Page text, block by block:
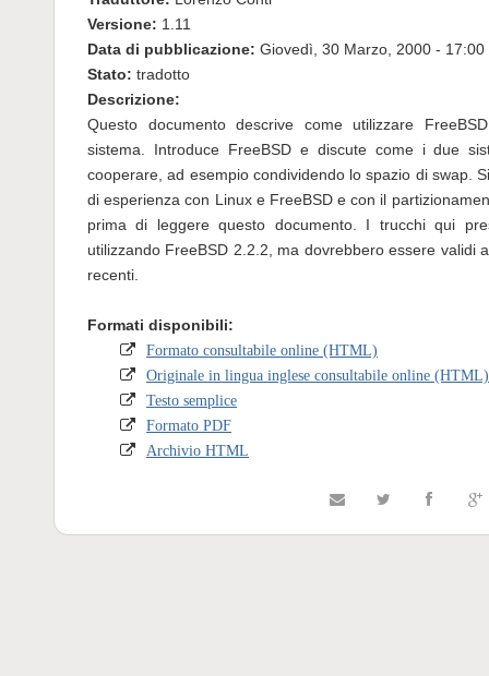
Versione: 1.11
Data di pubblicazione: Giovedì, 30 Marzo, 2000 - 17:00
Stato: tradotto
Descrizione:
Questo documento descrive come utilizzare
sistema. Introduce FreeBSD e discute come i due
cooperare, ad esempio condividendo lo spazio di swap.
di esperienza con Linux e FreeBSD e con il
prima di leggere questo documento. I trucchi qui
utilizzando FreeBSD 2.2.2, ma dovrebbero essere validi
recenti.
Formati disponibili:
Formato consultabile online (HTML)
Originale in lingua inglese consultabile online (HTML)
Testo semplice
Formato PDF
Archivio HTML